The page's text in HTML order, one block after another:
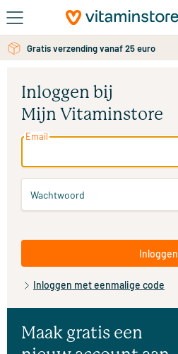
Ga naar de hoofdinhoud
Gratis verzending vanaf 25 euro
Inloggen bij
Mijn Vitaminstore
Email
Wachtwoord
Inloggen
Inloggen met eenmalige code
Maak gratis een